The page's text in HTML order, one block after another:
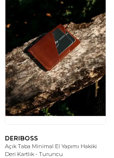
DERIBOSS
Açık Taba Minimal El Yapımı Hakiki
Deri Kartlık - Turuncu